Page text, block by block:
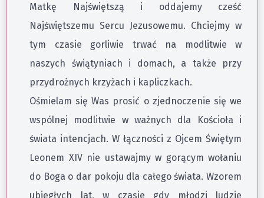
Matkę Najświętszą i oddajemy cześć
Najświętszemu Sercu Jezusowemu. Chciejmy w
tym czasie gorliwie trwać na modlitwie w
naszych świątyniach i domach, a także przy
przydrożnych krzyżach i kapliczkach.
Ośmielam się Was prosić o zjednoczenie się we
wspólnej modlitwie w ważnych dla Kościoła i
świata intencjach. W łączności z Ojcem Świętym
Leonem XIV nie ustawajmy w gorącym wołaniu
do Boga o dar pokoju dla całego świata. Wzorem
ubiegłych lat, w czasie gdy młodzi ludzie